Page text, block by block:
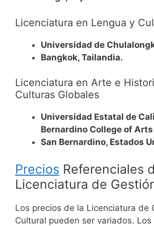
Licenciatura en Lengua y
Universidad de
Bangkok, Tailandia.
Licenciatura en Arte e
Culturas Globales
Universidad Estatal de
Bernardino College of
San Bernardino, Estados
Precios Referenciales
Licenciatura de
Los precios de la Licenciatura de
Cultural pueden ser variados. Los